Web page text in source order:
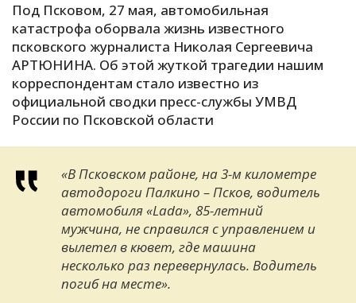
И
К
М
Н
Т
Х
Ч
Я
Под Псковом, 27 мая, автомобильная
катастрофа оборвала жизнь известного
псковского журналиста Николая Сергеевича
АРТЮНИНА. Об этой жуткой трагедии нашим
корреспондентам стало известно из
официальной сводки пресс-службы УМВД
России по Псковской области
«В Псковском районе, на 3-м километре
автодороги Палкино – Псков, водитель
автомобиля «Lada», 85-летний
мужчина, не справился с управлением и
вылетел в кювет, где машина
несколько раз перевернулась. Водитель
погиб на месте».